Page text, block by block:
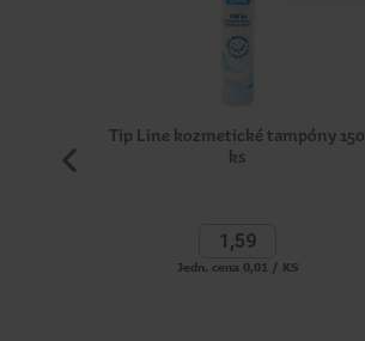
Tip Line kozmetické tampóny 150
ks
1,59
Jedn. cena 0,01 / KS